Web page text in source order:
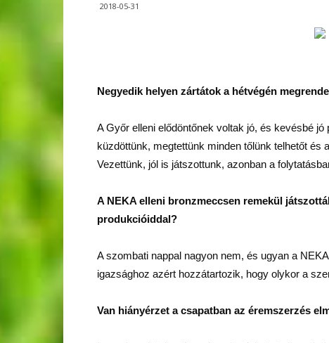
2018-05-31
Negyedik helyen zártátok a hétvégén
A Győr elleni elődöntőnek voltak jó, és kevésbé
küzdöttünk, megtettünk minden tőlünk telhetőt
Vezettünk, jól is játszottunk, azonban a
A NEKA elleni bronzmeccsen remekül
produkcióiddal?
A szombati nappal nagyon nem, és ugyan a
igazsághoz azért hozzátartozik, hogy olykor a
Van hiányérzet a csapatban az éremszerzés